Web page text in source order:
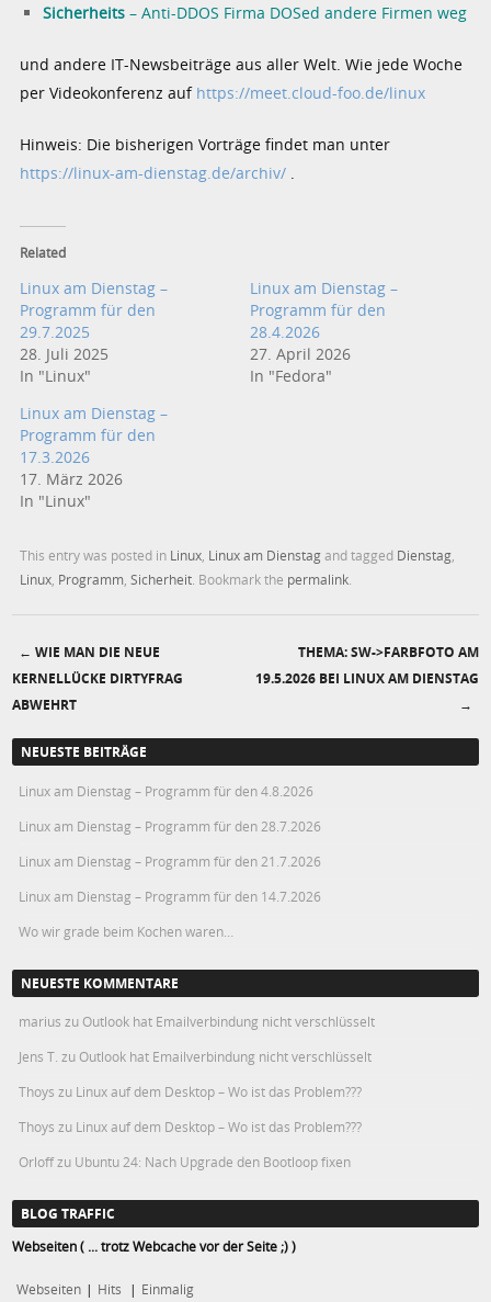
Sicherheits – Anti-DDOS Firma DOSed andere Firmen weg
und andere IT-Newsbeiträge aus aller Welt. Wie jede Woche
per Videokonferenz auf https://meet.cloud-foo.de/linux
Hinweis: Die bisherigen Vorträge findet man unter
https://linux-am-dienstag.de/archiv/ .
Related
Linux am Dienstag –
Programm für den
29.7.2025
28. Juli 2025
In "Linux"
Linux am Dienstag –
Programm für den
28.4.2026
27. April 2026
In "Fedora"
Linux am Dienstag –
Programm für den
17.3.2026
17. März 2026
In "Linux"
This entry was posted in Linux Linux am Dienstagand tagged Dienstag
Linux Programm ,Sicherheit . Bookmark the permalink
Post navigation
← WIE MAN DIE NEUE
KERNELLÜCKE DIRTYFRAG
ABWEHRT
THEMA: SW->FARBFOTO AM
19.5.2026 BEI LINUX AM DIENSTAG
→
NEUESTE BEITRÄGE
Linux am Dienstag – Programm für den 4.8.2026
Linux am Dienstag – Programm für den 28.7.2026
Linux am Dienstag – Programm für den 21.7.2026
Linux am Dienstag – Programm für den 14.7.2026
Wo wir grade beim Kochen waren…
NEUESTE KOMMENTARE
marius zu Outlook hat Emailverbindung nicht verschlüsselt
Jens T. zu Outlook hat Emailverbindung nicht verschlüsselt
Thoys zu Linux auf dem Desktop – Wo ist das Problem???
Thoys zu Linux auf dem Desktop – Wo ist das Problem???
Orloffzu Ubuntu 24: Nach Upgrade den Bootloop fixen
BLOG TRAFFIC
Webseiten ( ... trotz Webcache vor der Seite ;) )
Webseiten | Hits | Einmalig